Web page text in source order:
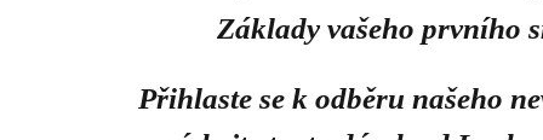
Základy vašeho prvního
Přihlaste se k odběru našeho